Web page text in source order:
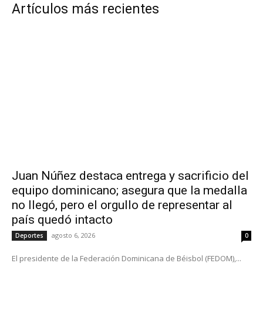
Artículos más recientes
Juan Núñez destaca entrega y sacrificio del
equipo dominicano; asegura que la medalla
no llegó, pero el orgullo de representar al
país quedó intacto
Deportes agosto 6, 2026 0
El presidente de la Federación Dominicana de Béisbol (FEDOM),...